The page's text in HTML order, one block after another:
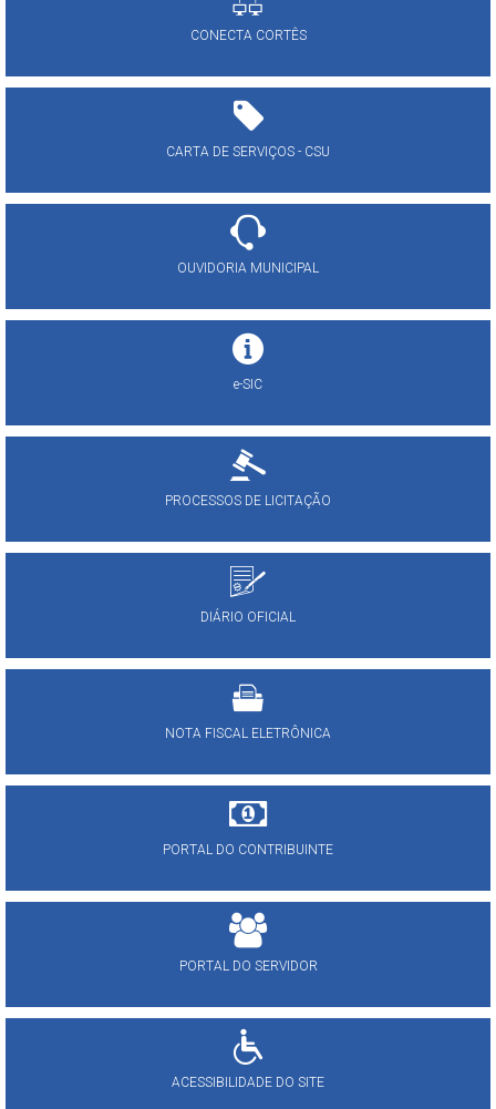
CONECTA CORTÊS
CARTA DE SERVIÇOS - CSU
OUVIDORIA MUNICIPAL
e-SIC
PROCESSOS DE LICITAÇÃO
DIÁRIO OFICIAL
NOTA FISCAL ELETRÔNICA
PORTAL DO CONTRIBUINTE
PORTAL DO SERVIDOR
ACESSIBILIDADE DO SITE